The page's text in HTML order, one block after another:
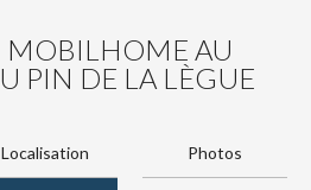
MOBILHOME AU
PIN DE LA LÈGUE
Localisation Photos